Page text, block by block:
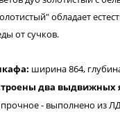
обладает
от сучков.
ширина 864,
два выдвижных
- выполнено из